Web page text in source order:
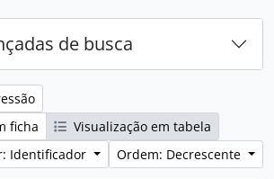
de busca
ficha
Visualização em tabela
Identificador
Ordem: Decrescente